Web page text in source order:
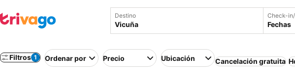
Destino Check-
Fechas
Filtros 1 Ordenar por Precio Ubicación Cancelación gratuita